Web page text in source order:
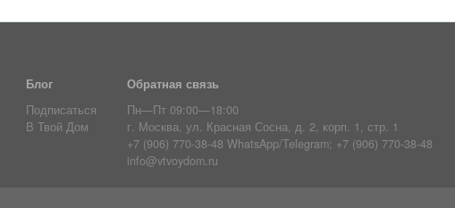
Блог
Подписаться
В Твой Дом
Обратная связь
Пн—Пт 09:00—18:00
г. Москва, ул. Красная Сосна, д. 2, корп. 1, стр. 1
+7 (906) 770-38-48 WhatsApp/Telegram; +7 (906) 770-38-48
info@vtvoydom.ru